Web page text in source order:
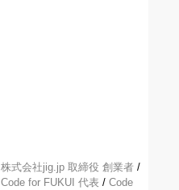
株式会社jig.jp 取締役 創業者 /
Code for FUKUI 代表 / Code